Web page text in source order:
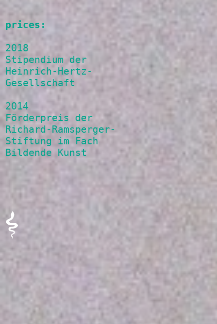
prices:
2018
Stipendium der
Heinrich-Hertz-
Gesellschaft
2014
Förderpreis der
Richard-Ramsperger-
Stiftung im Fach
Bildende Kunst